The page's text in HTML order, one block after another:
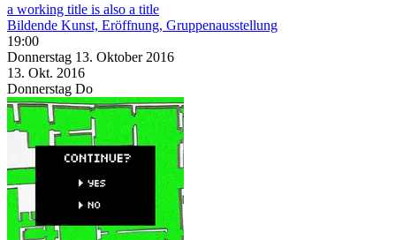
a working title is also a title
Bildende Kunst, Eröffnung, Gruppenausstellung
19:00
Donnerstag 13. Oktober 2016
13. Okt. 2016
Donnerstag Do